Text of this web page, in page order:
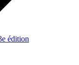
édition